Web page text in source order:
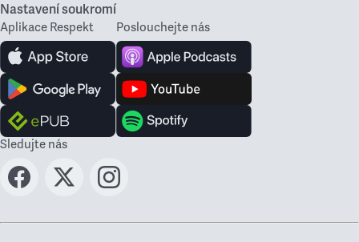
Nastavení soukromí
Aplikace Respekt Poslouchejte nás
Sledujte nás